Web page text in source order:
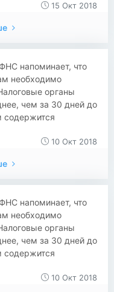
15 Окт 2018
напоминает, что
необходимо
органы
чем за 30 дней до
содержится
10 Окт 2018
напоминает, что
необходимо
органы
чем за 30 дней до
содержится
10 Окт 2018